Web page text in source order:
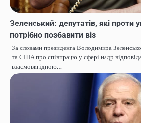
Зеленський: депутатів, які проти
потрібно позбавити віз
За словами президента Володимира
та США про співпрацю у сфері надр
взаємовигідною…